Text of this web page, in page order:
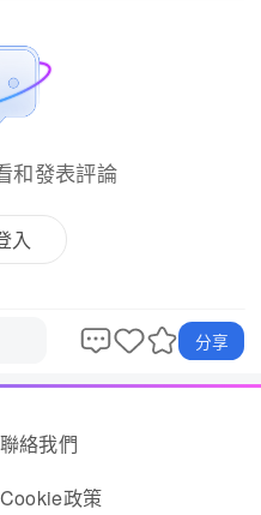
和發表評論
入
分享
聯絡我們
Cookie政策